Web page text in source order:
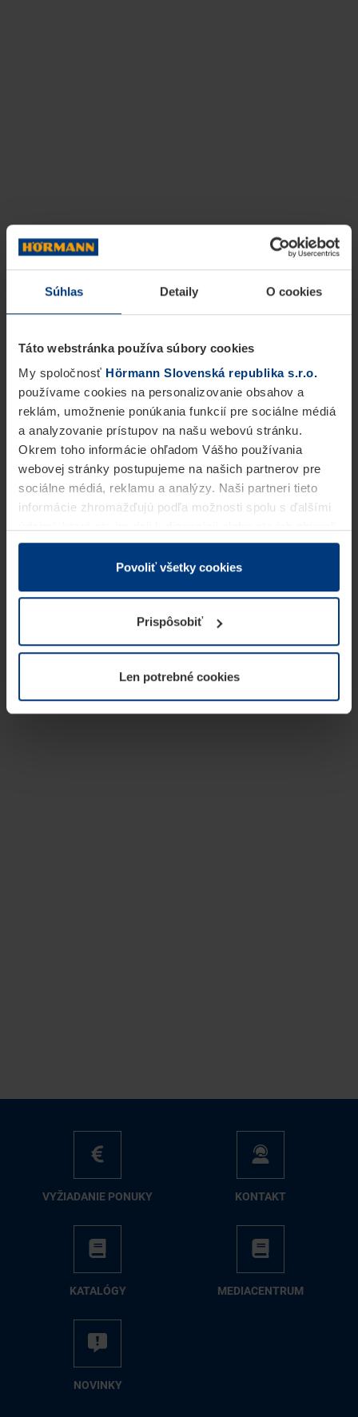
Súhlas Detaily O cookies
Táto webstránka používa súbory cookies
My spoločnosť Hörmann Slovenská republika s.r.o.
používame cookies na personalizovanie obsahov a
reklám, umožnenie ponúkania funkcií pre sociálne médiá
a analyzovanie prístupov na našu webovú stránku.
Okrem toho informácie ohľadom Vášho používania
webovej stránky postupujeme na našich partnerov pre
sociálne médiá, reklamu a analýzy. Naši partneri tieto
informácie zhromažďujú podľa možnosti spolu s ďalšími
v rámci Vášho využívania služieb.
Z právneho hľadiska môžeme cookies ukladať na Vašom
prevádzku tejto stránky. Pre všetky ostatné typy cookie
potrebujeme Vaše povolenie. Vaše povolenie môžete
kedykoľvek zmeniť alebo odvolať vo vysvetlení cookie
našej webovej stránky.
Povoliť všetky cookies
Prispôsobiť
Len potrebné cookies
VY­ŽIA­DA­NIE PO­NU­KY KON­TAKT
KA­TA­LÓ­GY ME­DIA­CEN­TRUM
NO­VIN­KY